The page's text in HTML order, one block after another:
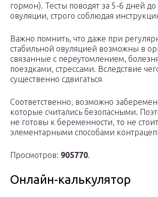
гормон). Тесты поводят за 5-6 дней
овуляции, строго соблюдая
Важно помнить, что даже при
стабильной овуляцией возможны в
связанные с переутомлением,
поездками, стрессами. Вследствие
существенно сдвигаться
Соответственно, возможно
которые считались безопасными.
не готовы к беременности, то не
элементарными способами
Просмотров: 905770.
Онлайн-калькулятор